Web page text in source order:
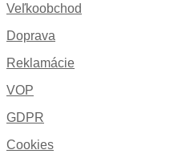
Veľkoobchod
Doprava
Reklamácie
VOP
GDPR
Cookies